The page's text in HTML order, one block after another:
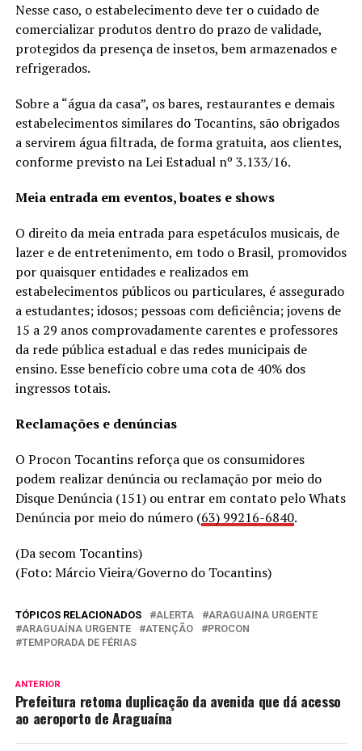
Nesse caso, o estabelecimento deve ter o cuidado de
comercializar produtos dentro do prazo de validade,
protegidos da presença de insetos, bem armazenados e
refrigerados.
Sobre a “água da casa”, os bares, restaurantes e demais
estabelecimentos similares do Tocantins, são obrigados
a servirem água filtrada, de forma gratuita, aos clientes,
conforme previsto na Lei Estadual nº 3.133/16.
Meia entrada em eventos, boates e shows
O direito da meia entrada para espetáculos musicais, de
lazer e de entretenimento, em todo o Brasil, promovidos
por quaisquer entidades e realizados em
estabelecimentos públicos ou particulares, é assegurado
a estudantes; idosos; pessoas com deficiência; jovens de
15 a 29 anos comprovadamente carentes e professores
da rede pública estadual e das redes municipais de
ensino. Esse benefício cobre uma cota de 40% dos
ingressos totais.
Reclamações e denúncias
O Procon Tocantins reforça que os consumidores
podem realizar denúncia ou reclamação por meio do
Disque Denúncia (151) ou entrar em contato pelo Whats
Denúncia por meio do número (63) 99216-6840.
(Da secom Tocantins)
(Foto: Márcio Vieira/Governo do Tocantins)
TÓPICOS RELACIONADOS ALERTA
ARAGUAINA URGENTE
ARAGUAÍNA URGENTE
ATENÇÃO
PROCON
TEMPORADA DE FÉRIAS
ANTERIOR
Prefeitura retoma duplicação da avenida que dá acesso
ao aeroporto de Araguaína